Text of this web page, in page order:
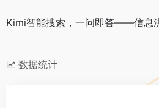
Kimi智能搜索，一问即答——信息
数据统计